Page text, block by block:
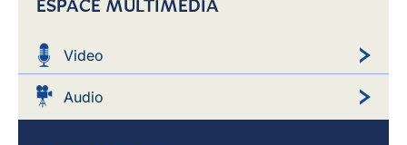
ESPACE MULTIMEDIA
Video
Audio